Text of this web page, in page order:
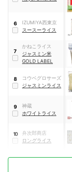
6
IZUMIYA西東京
スースーライス
7
かねこライス
ジャスミン米
GOLD LABEL
8
コウベグロサーズ
ジャスミンライス
9
神蔵
ホワイトライス
10
弁次郎商店
ロングライス